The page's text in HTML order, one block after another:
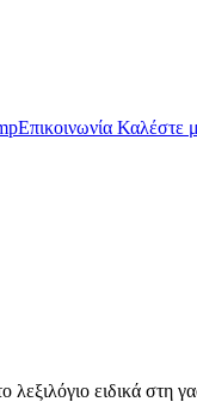
Επικοινωνία Καλέστε
ειδικά στη